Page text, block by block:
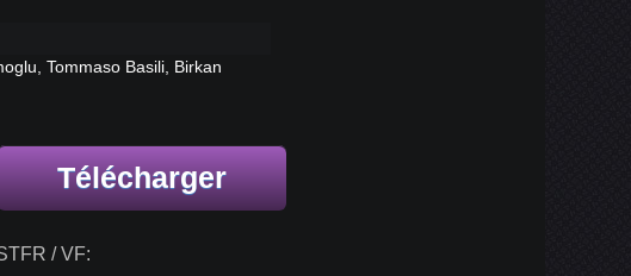
Tommaso Basili, Birkan
Télécharger
/ VF: